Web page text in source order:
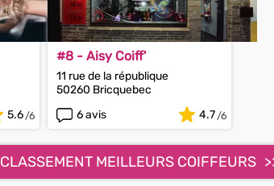
5.6
#8 - Aisy Coiff'
11 rue de la république
50260 Bricquebec
6 avis
4.7
CLASSEMENT MEILLEURS COIFFEURS